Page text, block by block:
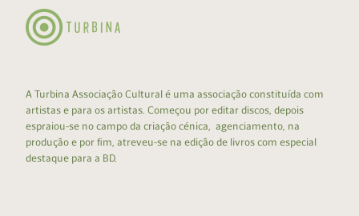
A Turbina Associação Cultural é uma associação constituída com
artistas e para os artistas. Começou por editar discos, depois
espraiou-se no campo da criação cénica, agenciamento, na
produção e por fim, atreveu-se na edição de livros com especial
destaque para a BD.